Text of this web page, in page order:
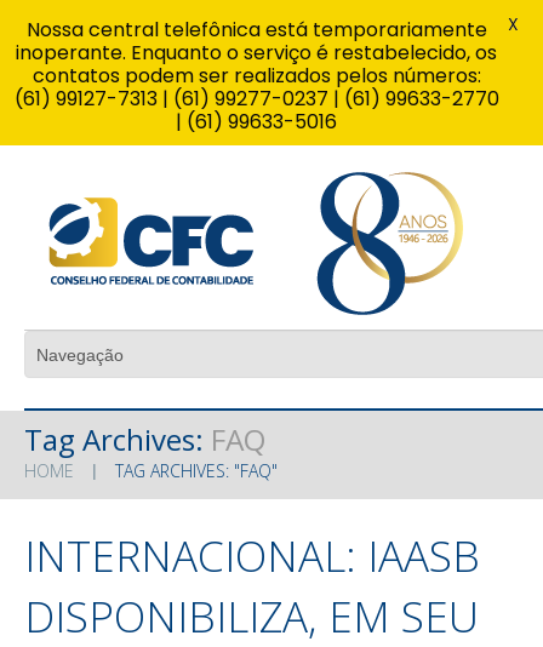
Tag Archives: FAQ
HOME TAG ARCHIVES: "FAQ"
INTERNACIONAL: IAASB
DISPONIBILIZA, EM SEU
Nossa central telefônica está temporariamente
inoperante. Enquanto o serviço é restabelecido, os
contatos podem ser realizados pelos números:
(61) 99127-7313 | (61) 99277-0237 | (61) 99633-2770
| (61) 99633-5016
X